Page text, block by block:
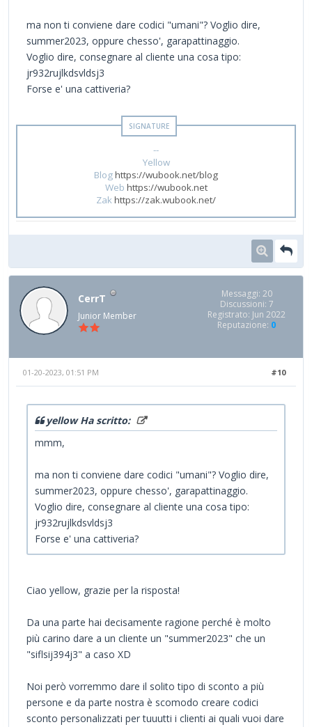
ma non ti conviene dare codici "umani"? Voglio dire,
summer2023, oppure chesso', garapattinaggio.
Voglio dire, consegnare al cliente una cosa tipo:
jr932rujlkdsvldsj3
Forse e' una cattiveria?
--
Yellow
Bloghttps://wubook.net/blog
Web https://wubook.net
Zakhttps://zak.wubook.net/
CerrT
Junior Member
Messaggi: 20
Discussioni: 7
Registrato: Jun 2022
Reputazione: 0
#10
01-20-2023, 01:51 PM
yellow Ha scritto:
mmm,
ma non ti conviene dare codici "umani"? Voglio dire,
summer2023, oppure chesso', garapattinaggio.
Voglio dire, consegnare al cliente una cosa tipo:
jr932rujlkdsvldsj3
Forse e' una cattiveria?
Ciao yellow, grazie per la risposta!
Da una parte hai decisamente ragione perché è molto
più carino dare a un cliente un "summer2023" che un
"siflsij394j3" a caso XD
Noi però vorremmo dare il solito tipo di sconto a più
persone e da parte nostra è scomodo creare codici
sconto personalizzati per tuuutti i clienti ai quali vuoi dare